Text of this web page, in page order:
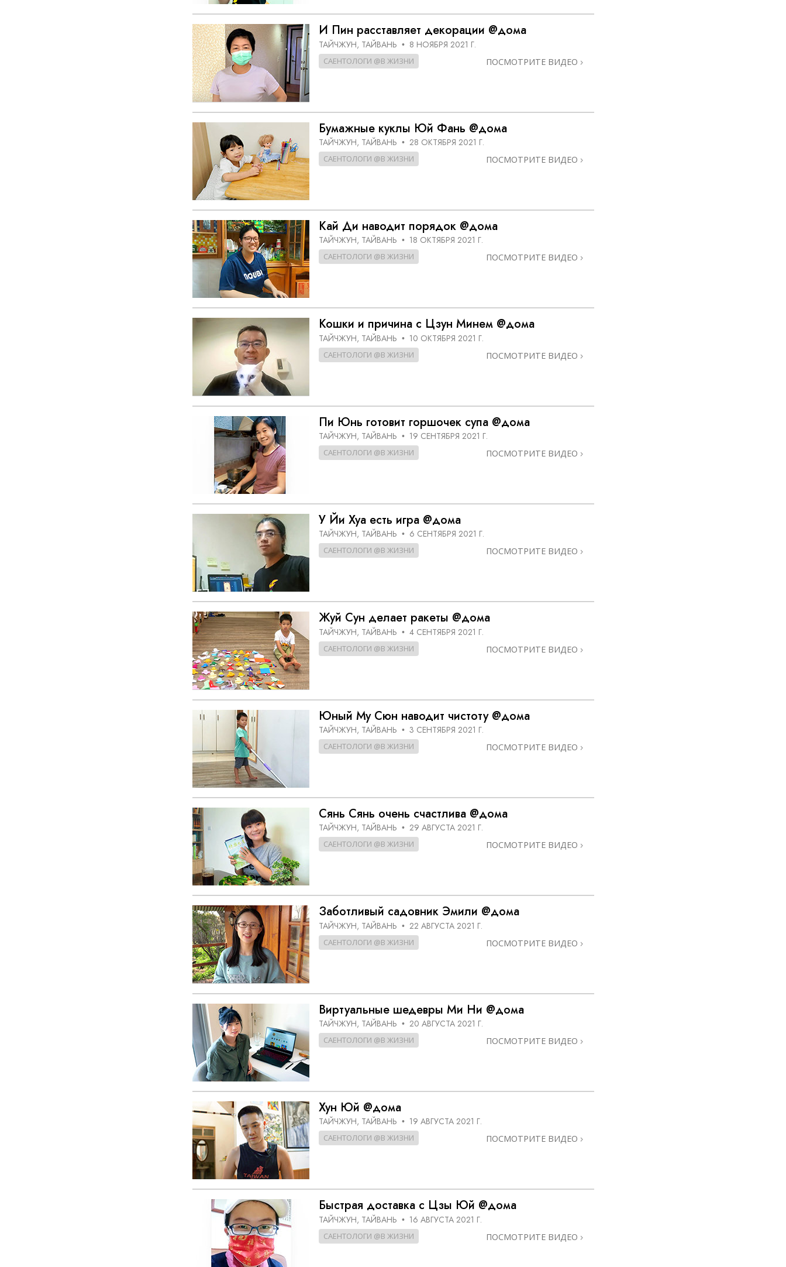
И Пин расставляет декорации @дома
ТАЙЧЖУН, ТАЙВАНЬ • 8 НОЯБРЯ 2021 Г.
САЕНТОЛОГИ @В ЖИЗНИ ПОСМОТРИТЕ ВИДЕО
Бумажные куклы Юй Фань @дома
ТАЙЧЖУН, ТАЙВАНЬ • 28 ОКТЯБРЯ 2021 Г.
САЕНТОЛОГИ @В ЖИЗНИ ПОСМОТРИТЕ ВИДЕО
Кай Ди наводит порядок @дома
ТАЙЧЖУН, ТАЙВАНЬ • 18 ОКТЯБРЯ 2021 Г.
САЕНТОЛОГИ @В ЖИЗНИ ПОСМОТРИТЕ ВИДЕО
Кошки и причина с Цзун Минем @дома
ТАЙЧЖУН, ТАЙВАНЬ • 10 ОКТЯБРЯ 2021 Г.
САЕНТОЛОГИ @В ЖИЗНИ ПОСМОТРИТЕ ВИДЕО
Пи Юнь готовит горшочек супа @дома
ТАЙЧЖУН, ТАЙВАНЬ • 19 СЕНТЯБРЯ 2021 Г.
САЕНТОЛОГИ @В ЖИЗНИ ПОСМОТРИТЕ ВИДЕО
У Йи Хуа есть игра @дома
ТАЙЧЖУН, ТАЙВАНЬ • 6 СЕНТЯБРЯ 2021 Г.
САЕНТОЛОГИ @В ЖИЗНИ ПОСМОТРИТЕ ВИДЕО
Жуй Сун делает ракеты @дома
ТАЙЧЖУН, ТАЙВАНЬ • 4 СЕНТЯБРЯ 2021 Г.
САЕНТОЛОГИ @В ЖИЗНИ ПОСМОТРИТЕ ВИДЕО
Юный Му Сюн наводит чистоту @дома
ТАЙЧЖУН, ТАЙВАНЬ • 3 СЕНТЯБРЯ 2021 Г.
САЕНТОЛОГИ @В ЖИЗНИ ПОСМОТРИТЕ ВИДЕО
Сянь Сянь очень счастлива @дома
ТАЙЧЖУН, ТАЙВАНЬ • 29 АВГУСТА 2021 Г.
САЕНТОЛОГИ @В ЖИЗНИ ПОСМОТРИТЕ ВИДЕО
Заботливый садовник Эмили @дома
ТАЙЧЖУН, ТАЙВАНЬ • 22 АВГУСТА 2021 Г.
САЕНТОЛОГИ @В ЖИЗНИ ПОСМОТРИТЕ ВИДЕО
Виртуальные шедевры Ми Ни @дома
ТАЙЧЖУН, ТАЙВАНЬ • 20 АВГУСТА 2021 Г.
САЕНТОЛОГИ @В ЖИЗНИ ПОСМОТРИТЕ ВИДЕО
Хун Юй @дома
ТАЙЧЖУН, ТАЙВАНЬ • 19 АВГУСТА 2021 Г.
САЕНТОЛОГИ @В ЖИЗНИ ПОСМОТРИТЕ ВИДЕО
Быстрая доставка с Цзы Юй @дома
ТАЙЧЖУН, ТАЙВАНЬ • 16 АВГУСТА 2021 Г.
САЕНТОЛОГИ @В ЖИЗНИ ПОСМОТРИТЕ ВИДЕО